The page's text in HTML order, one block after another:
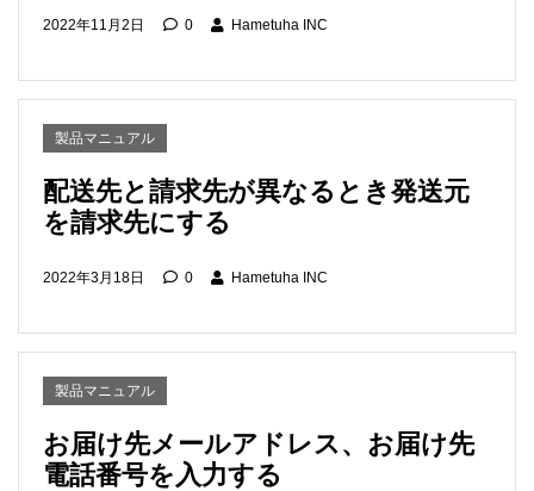
2022年11月2日 0 Hametuha INC
製品マニュアル
配送先と請求先が異なるとき発送元
を請求先にする
2022年3月18日 0 Hametuha INC
製品マニュアル
お届け先メールアドレス、お届け先
電話番号を入力する